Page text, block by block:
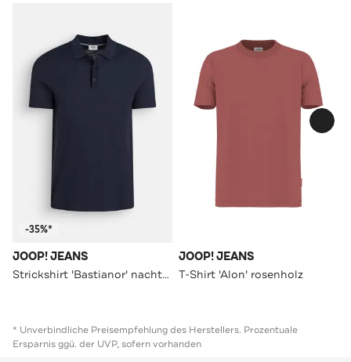
-35%*
JOOP! JEANS
Strickshirt 'Bastianor' nachtblau
JOOP! JEANS
T-Shirt 'Alon' rosenholz
* Unverbindliche Preisempfehlung des Herstellers. Prozentuale
Ersparnis ggü. der UVP, sofern vorhanden